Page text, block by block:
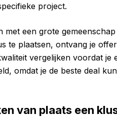
project.
een grote
te plaatsen, ontvang je
vergelijken voordat je
omdat je de beste deal
van plaats een